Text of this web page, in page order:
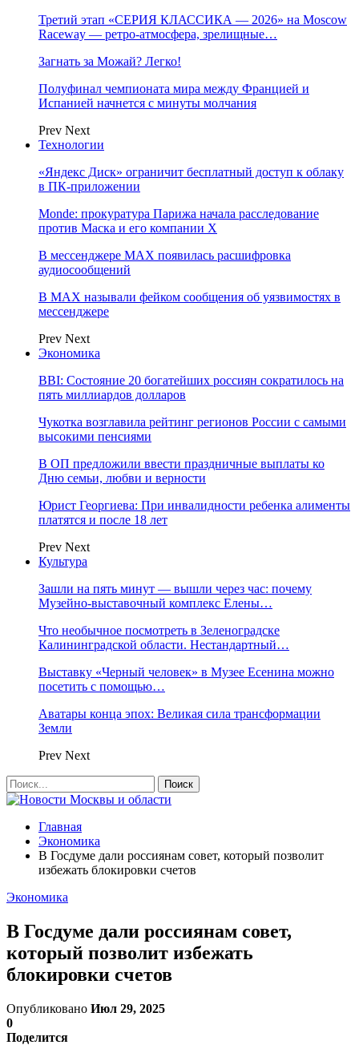
Третий этап «СЕРИЯ КЛАССИКА — 2026» на Moscow
Raceway — ретро‑атмосфера, зрелищные…
Загнать за Можай? Легко!
Полуфинал чемпионата мира между Францией и
Испанией начнется с минуты молчания
Prev Next
Технологии
«Яндекс Диск» ограничит бесплатный доступ к облаку
в ПК-приложении
Monde: прокуратура Парижа начала расследование
против Маска и его компании X
В мессенджере MAX появилась расшифровка
аудиосообщений
В МAX называли фейком сообщения об уязвимостях в
мессенджере
Prev Next
Экономика
BBI: Состояние 20 богатейших россиян сократилось на
пять миллиардов долларов
Чукотка возглавила рейтинг регионов России с самыми
высокими пенсиями
В ОП предложили ввести праздничные выплаты ко
Дню семьи, любви и верности
Юрист Георгиева: При инвалидности ребенка алименты
платятся и после 18 лет
Prev Next
Культура
Зашли на пять минут — вышли через час: почему
Музейно-выставочный комплекс Елены…
Что необычное посмотреть в Зеленоградске
Калининградской области. Нестандартный…
Выставку «Черный человек» в Музее Есенина можно
посетить с помощью…
Аватары конца эпох: Великая сила трансформации
Земли
Prev Next
Главная
Экономика
В Госдуме дали россиянам совет, который позволит
избежать блокировки счетов
Экономика
В Госдуме дали россиянам совет,
который позволит избежать
блокировки счетов
Опубликовано Июл 29, 2025
0
Поделится